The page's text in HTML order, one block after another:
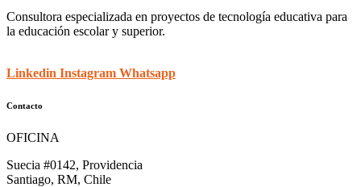
Consultora especializada en proyectos de tecnología educativa para
la educación escolar y superior.
Linkedin Instagram Whatsapp
Contacto
OFICINA
Suecia #0142, Providencia
Santiago, RM, Chile